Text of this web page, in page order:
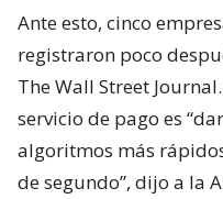
Ante esto, cinco
registraron poco
The Wall Street
servicio de pago es
algoritmos más
de segundo”, dijo a la